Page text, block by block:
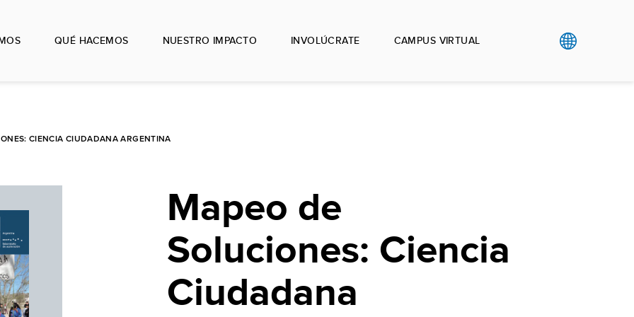
QUÉ HACEMOS NUESTRO IMPACTO INVOLÚCRATE CAMPUS VIRTUAL
CIENCIA CIUDADANA ARGENTINA
Mapeo de
Soluciones: Ciencia
Ciudadana